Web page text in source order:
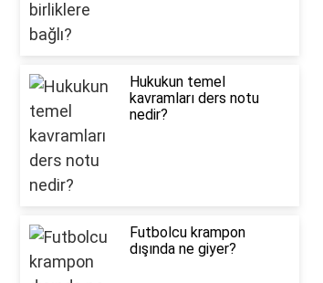
Hukukun temel
kavramları ders notu
nedir?
Futbolcu krampon
dışında ne giyer?